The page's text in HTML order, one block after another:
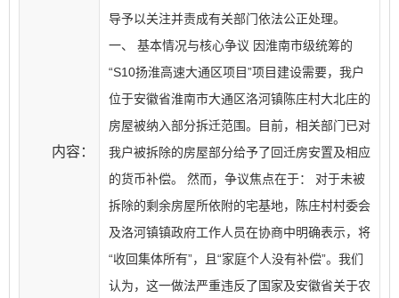
内容：
导予以关注并责成有关部门依法公正处理。
一、 基本情况与核心争议 因淮南市级统筹的
“S10扬淮高速大通区项目”项目建设需要，我户
位于安徽省淮南市大通区洛河镇陈庄村大北庄的
房屋被纳入部分拆迁范围。目前，相关部门已对
我户被拆除的房屋部分给予了回迁房安置及相应
的货币补偿。 然而，争议焦点在于： 对于未被
拆除的剩余房屋所依附的宅基地，陈庄村村委会
及洛河镇镇政府工作人员在协商中明确表示，将
“收回集体所有”，且“家庭个人没有补偿”。我们
认为，这一做法严重违反了国家及安徽省关于农